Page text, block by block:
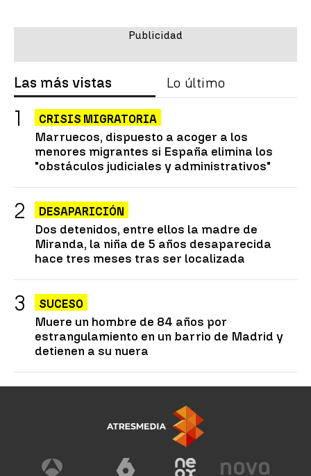
Las más vistas Lo último
CRISIS MIGRATORIA
Marruecos, dispuesto a acoger a los
menores migrantes si España elimina los
"obstáculos judiciales y administrativos"
DESAPARICIÓN
Dos detenidos, entre ellos la madre de
Miranda, la niña de 5 años desaparecida
hace tres meses tras ser localizada
SUCESO
Muere un hombre de 84 años por
estrangulamiento en un barrio de Madrid y
detienen a su nuera